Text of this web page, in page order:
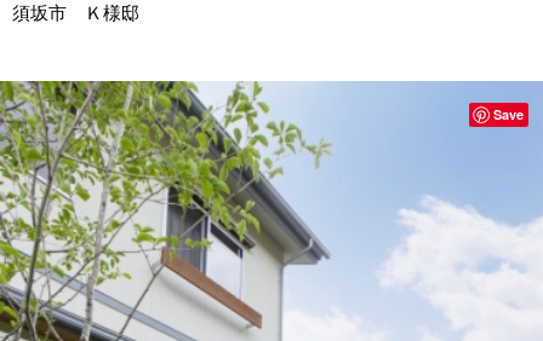
須坂市 Ｋ様邸
Save